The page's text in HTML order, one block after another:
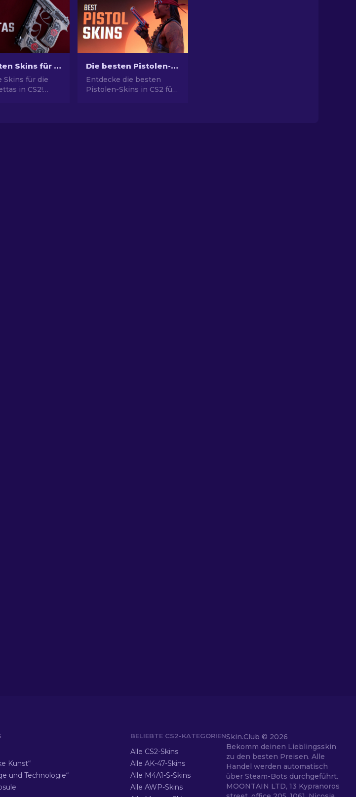
Die besten Skins für die Dual Berettas in CS2 [2026]
Skins für die
in CS2!
Die besten Pistolen-Skins in CS2 [2026]
Entdecke die besten
Pistolen-Skins in CS2 für
Kunst“
und Technologie“
BELIEBTE CS2-KATEGORIEN
Alle CS2-Skins
Alle AK-47-Skins
Alle M4A1-S-Skins
Alle AWP-Skins
Skin.Club © 2026
Bekomm deinen Lieblingsskin
zu den besten Preisen. Alle
Handel werden automatisch
über Steam-Bots durchgeführt.
MOONTAIN LTD, 13 Kypranoros